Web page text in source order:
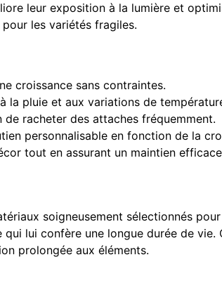
leur exposition à la lumière et
les variétés fragiles.
croissance sans contraintes.
la pluie et aux variations de
racheter des attaches fréquemment.
personnalisable en fonction de la
tout en assurant un maintien
soigneusement sélectionnés
lui confère une longue durée de
prolongée aux éléments.